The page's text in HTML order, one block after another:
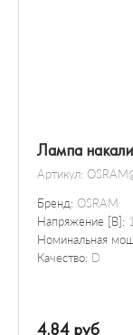
Лампа
Артикул:
Бренд: OSRAM
Напряжение [В]:
Номинальная
Качество: D
4.84 руб